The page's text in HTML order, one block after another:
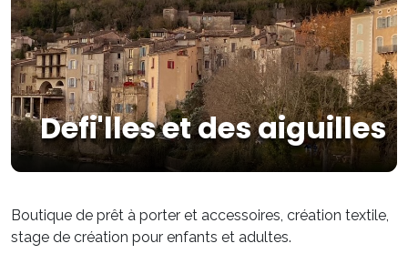
Defi'lles et des aiguilles
Boutique de prêt à porter et accessoires, création textile,
stage de création pour enfants et adultes.